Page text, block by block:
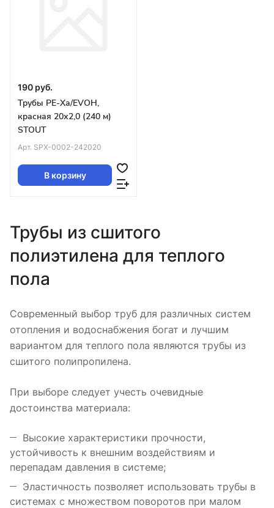
190 руб.
Трубы PE-Xa/EVOH,
красная 20х2,0 (240 м)
STOUT
Арт. SPX-0002-242020
В корзину
Трубы из сшитого
полиэтилена для теплого
пола
Современный выбор труб для различных систем
отопления и водоснабжения богат и лучшим
вариантом для теплого пола являются трубы из
сшитого полипропилена.
При выборе следует учесть очевидные
достоинства материала:
Высокие характеристики прочности,
устойчивость к внешним воздействиям и
перепадам давления в системе;
Эластичность позволяет использовать трубы в
системах с множеством поворотов при малом